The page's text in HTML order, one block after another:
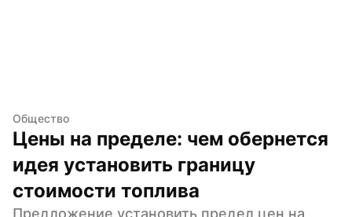
Общество
Цены на пределе: чем обернется
идея установить границу
стоимости топлива
Предложение установить предел цен на